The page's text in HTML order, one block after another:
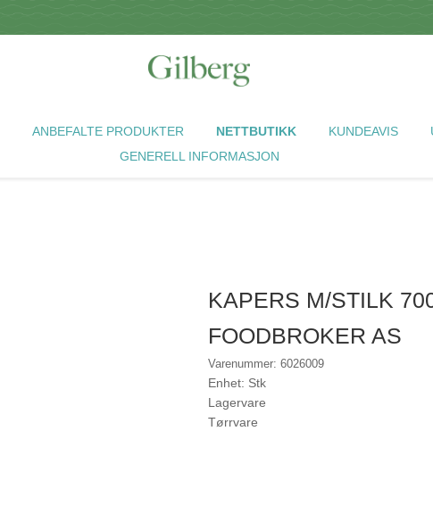
ANBEFALTE PRODUKTER NETTBUTIKK KUNDEAVIS
GENERELL INFORMASJON
KAPERS M/STILK
FOODBROKER AS
Varenummer: 6026009
Enhet: Stk
Lagervare
Tørrvare